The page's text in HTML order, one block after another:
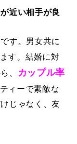
近い相手が良
す。男女共に
す。結婚に対
、
カップル率
ィーで素敵な
じゃなく、友